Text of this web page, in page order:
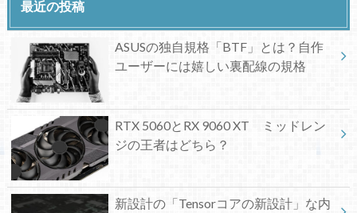
最近の投稿
ASUSの独自規格「BTF」とは？自作
ユーザーには嬉しい裏配線の規格
RTX 5060とRX 9060 XT ミッドレン
ジの王者はどちら？
新設計の「Tensorコアの新設計」な内